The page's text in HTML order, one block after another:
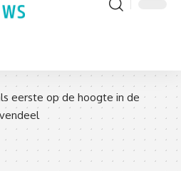
eerste op de hoogte in de